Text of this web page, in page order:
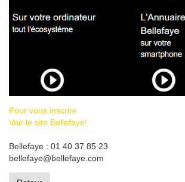
Pour vous inscrire
Voir le site Bellefaye!
Bellefaye : 01 40 37 85 23
bellefaye@bellefaye.com